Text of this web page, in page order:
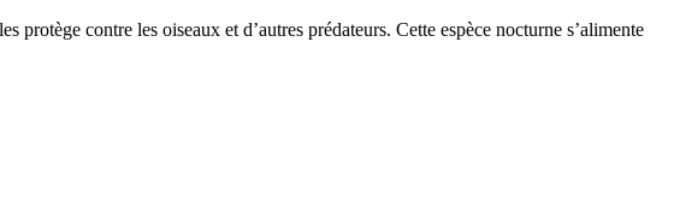
contre les oiseaux et d’autres prédateurs. Cette espèce nocturne s’alimente